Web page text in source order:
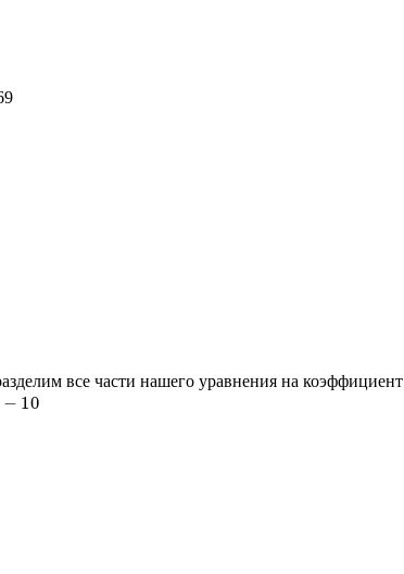
все части нашего уравнения на коэффициент
10